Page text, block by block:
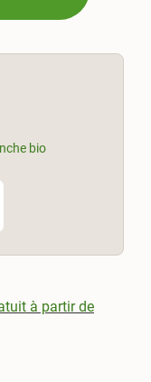
bio
à partir de